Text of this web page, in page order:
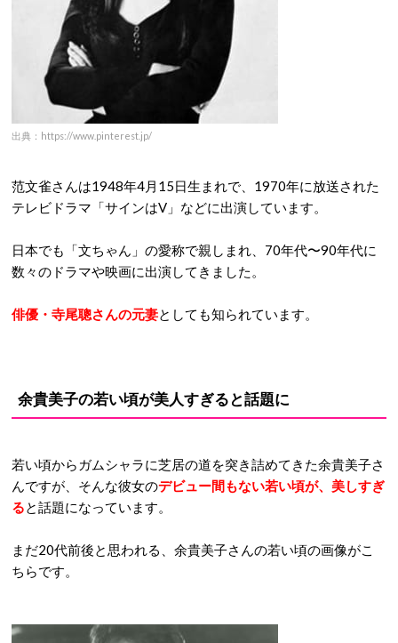
出典：https://www.pinterest.jp/
范文雀さんは1948年4月15日生まれで、1970年に放送された
テレビドラマ「サインはV」などに出演しています。
日本でも「文ちゃん」の愛称で親しまれ、70年代〜90年代に
数々のドラマや映画に出演してきました。
俳優・寺尾聰さんの元妻としても知られています。
余貴美子の若い頃が美人すぎると話題に
若い頃からガムシャラに芝居の道を突き詰めてきた余貴美子さ
んですが、そんな彼女のデビュー間もない若い頃が、美しすぎ
ると話題になっています。
まだ20代前後と思われる、余貴美子さんの若い頃の画像がこ
ちらです。